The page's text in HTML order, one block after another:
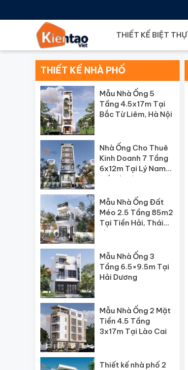
THIẾT KẾ BIỆT THỰ
THIẾT KẾ NHÀ PHỐ
Mẫu Nhà Ống 5
Tầng 4.5x17m Tại
Bắc Từ Liêm, Hà Nội
Nhà Ống Cho Thuê
Kinh Doanh 7 Tầng
6x12m Tại Lý Nam
Đế, Hà Nội
Mẫu Nhà Ống Đất
Méo 2.5 Tầng 85m2
Tại Tiền Hải, Thái
Bình
Mẫu Nhà Ống 3
Tầng 6.5×9.5m Tại
Hải Dương
Mẫu Nhà Ống 2 Mặt
Tiền 4.5 Tầng
3x17m Tại Lào Cai
Thiết kế nhà phố 2